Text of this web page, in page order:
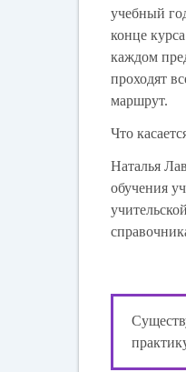
учебный
конце
каждом
проходят
маршрут.
Что
Наталья
обучения